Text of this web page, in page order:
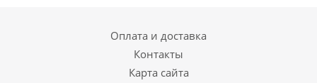
Оплата и доставка
Контакты
Карта сайта